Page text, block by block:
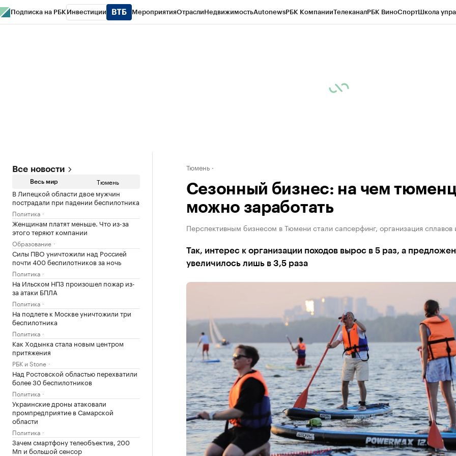
Подписка на РБК Инвестиции МероприятияОтраслиНедвижимостьAutonewsРБК КомпанииТелеканалРБК ВиноСпортШкола
Все новости
Весь мир Тюмень
В Липецкой области двое мужчин
пострадали при падении беспилотника
Политика
Женщинам платят меньше. Что из-за
этого теряют компании
Образование
Силы ПВО уничтожили над Россией
почти 400 беспилотников за ночь
Политика
На Ильском НПЗ произошел пожар из-
за атаки БПЛА
Политика
На подлете к Москве уничтожили три
беспилотника
Политика
Как Ходынка стала новым центром
притяжения
РБК и Stone
Над Ростовской областью перехватили
более 30 беспилотников
Политика
Украинские дроны атаковали
промпредприятие в Самарской
области
Политика
Зачем смартфону телеобъектив, 200
Мп и большой сенсор
Тюмень
Сезонный бизнес: на чем
можно заработать
Перспективным бизнесом в Тюмени стали сапсерфинг, организация сплавов
Так, интерес к организации походов вырос в 5 раз, а
увеличилось лишь в 3,5 раза